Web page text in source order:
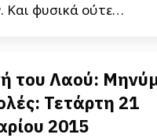
Και φυσικά ούτε…
του Λαού:
Τετάρτη 21
2015